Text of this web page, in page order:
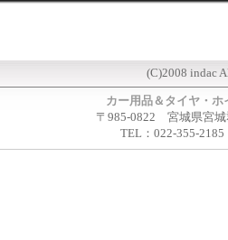
(C)2008 indac
カー用品＆タイヤ・
〒985-0822 宮城県宮城
TEL：022-355-